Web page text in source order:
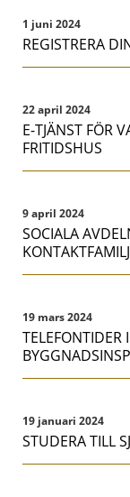
1 juni 2024
REGISTRERA
22 april 2024
E-TJÄNST FÖR
FRITIDSHUS
9 april 2024
SOCIALA
19 mars 2024
TELEFONTIDER
19 januari 2024
STUDERA TILL